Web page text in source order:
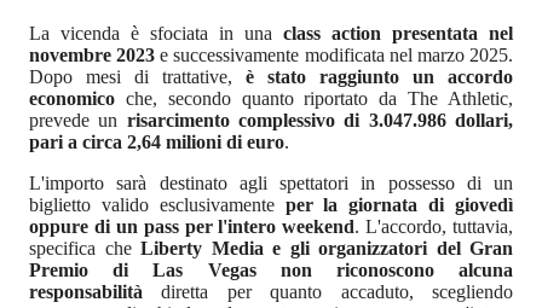
La vicenda è sfociata in una class action presentata nel
novembre 2023e successivamente modificata nel marzo 2025.
Dopo mesi di trattative, è stato raggiunto un accordo
economico che, secondo quanto riportato da The Athletic,
prevede un risarcimento complessivo di 3.047.986 dollari,
pari a circa 2,64 milioni di euro.
L'importo sarà destinato agli spettatori in possesso di un
biglietto valido esclusivamenteper la giornata di giovedì
oppure di un pass per l'intero weekend. L'accordo, tuttavia,
specifica che Liberty Media e gli organizzatori del Gran
Premio di Las Vegas non riconoscono alcuna
responsabilità diretta per quanto accaduto, scegliendo